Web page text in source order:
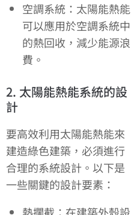
空調系統：太陽能熱能
可以應用於空調系統中
的熱回收，減少能源浪
費。
2. 太陽能熱能系統的設
計
要高效利用太陽能熱能來
建造綠色建築，必須進行
合理的系統設計。以下是
一些關鍵的設計要素：